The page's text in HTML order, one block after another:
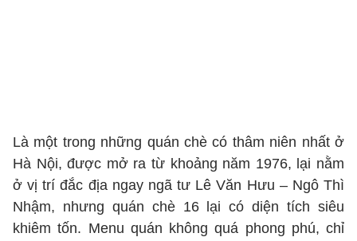
Là một trong những quán chè có thâm niên nhất ở
Hà Nội, được mở ra từ khoảng năm 1976, lại nằm
ở vị trí đắc địa ngay ngã tư Lê Văn Hưu – Ngô Thì
Nhậm, nhưng quán chè 16 lại có diện tích siêu
khiêm tốn. Menu quán không quá phong phú, chỉ